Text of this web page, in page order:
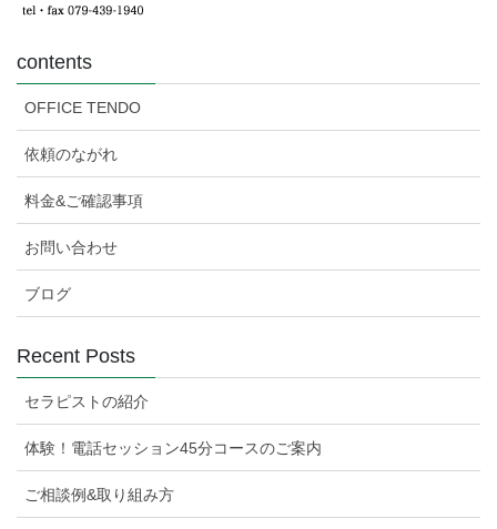
contents
OFFICE TENDO
依頼のながれ
料金&ご確認事項
お問い合わせ
ブログ
Recent Posts
セラピストの紹介
体験！電話セッション45分コースのご案内
ご相談例&取り組み方